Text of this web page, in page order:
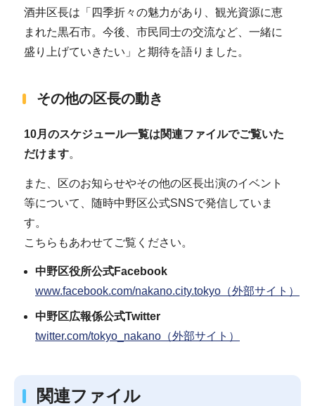
酒井区長は「四季折々の魅力があり、観光資源に恵
まれた黒石市。今後、市民同士の交流など、一緒に
盛り上げていきたい」と期待を語りました。
その他の区長の動き
10月のスケジュール一覧は関連ファイルでご覧いた
だけます。
また、区のお知らせやその他の区長出演のイベント
等について、随時中野区公式SNSで発信していま
す。
こちらもあわせてご覧ください。
中野区役所公式Facebook
www.facebook.com/nakano.city.tokyo（外部サイト）
中野区広報係公式Twitter
twitter.com/tokyo_nakano（外部サイト）
関連ファイル